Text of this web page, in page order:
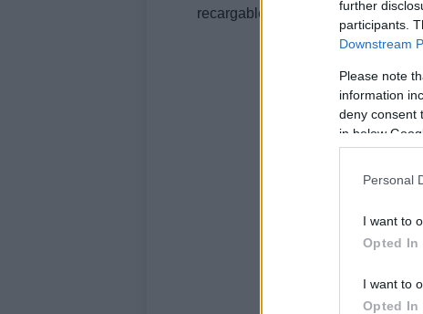
further
participants.
Downstream
Please note
information
deny consent
in below
Personal
I want to
Opted In
I want to
Opted In
recargable, perfectamente